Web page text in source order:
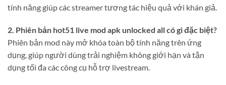
tính năng giúp các streamer tương tác hiệu quả với khán giả.
2. Phiên bản hot51 live mod apk unlocked all có gì đặc biệt?
Phiên bản mod này mở khóa toàn bộ tính năng trên ứng
dụng, giúp người dùng trải nghiệm không giới hạn và tận
dụng tối đa các công cụ hỗ trợ livestream.